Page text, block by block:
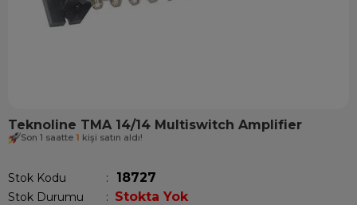
Teknoline TMA 14/14 Multiswitch Amplifier
Son 1 saatte 1 kişi satın aldı!
Stok Kodu 18727
Stok Durumu : Stokta Yok